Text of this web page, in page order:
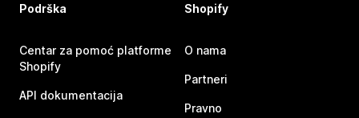
Podrška
Centar za pomoć platforme
Shopify
API dokumentacija
Shopify
O nama
Partneri
Pravno